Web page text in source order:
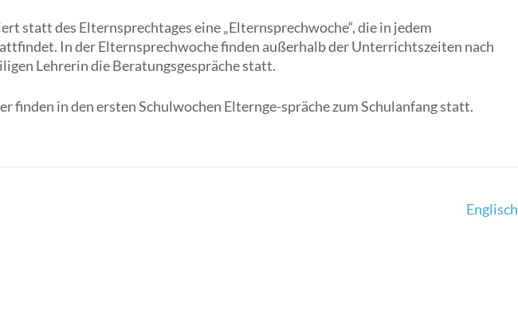
statt des Elternsprechtages eine „Elternsprechwoche“, die in jedem
In der Elternsprechwoche finden außerhalb der Unterrichtszeiten nach
Lehrerin die Beratungsgespräche statt.
finden in den ersten Schulwochen Elternge-spräche zum Schulanfang statt.
Englisch